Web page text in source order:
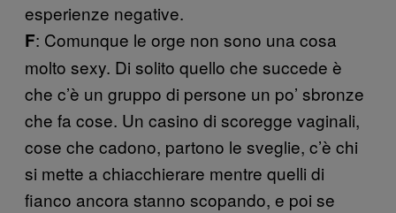
esperienze negative.
F: Comunque le orge non sono una cosa
molto sexy. Di solito quello che succede è
che c’è un gruppo di persone un po’ sbronze
che fa cose. Un casino di scoregge vaginali,
cose che cadono, partono le sveglie, c’è chi
si mette a chiacchierare mentre quelli di
fianco ancora stanno scopando, e poi se